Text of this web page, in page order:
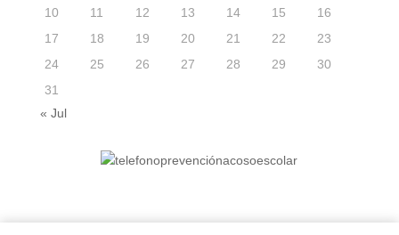
10
11 12 13 14 15
16
17
18 19 20 21 22
23
24
25 26 27 28 29
30
31
« Jul